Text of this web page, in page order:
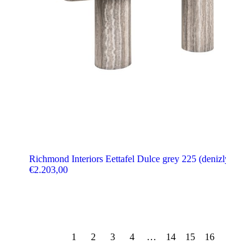
Richmond Interiors Eettafel Dulce grey 225
€2.203,00
1 2 3 4 … 14 15 16